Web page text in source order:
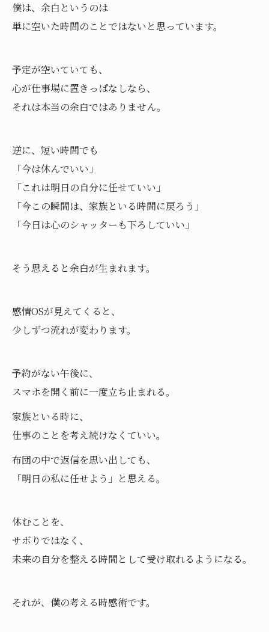
僕は、余白というのは
単に空いた時間のことではないと思っています。
予定が空いていても、
心が仕事場に置きっぱなしなら、
それは本当の余白ではありません。
逆に、短い時間でも
「今は休んでいい」
「これは明日の自分に任せていい」
「今この瞬間は、家族といる時間に戻ろう」
「今日は心のシャッターも下ろしていい」
そう思えると余白が生まれます。
感情OSが見えてくると、
少しずつ流れが変わります。
予約がない午後に、
スマホを開く前に一度立ち止まれる。
家族といる時に、
仕事のことを考え続けなくていい。
布団の中で返信を思い出しても、
「明日の私に任せよう」と思える。
休むことを、
サボりではなく、
未来の自分を整える時間として受け取れるようになる。
それが、僕の考える時感術です。